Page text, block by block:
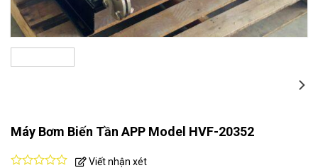
Máy Bơm Biến Tần APP Model HVF-20352
Viết nhận xét